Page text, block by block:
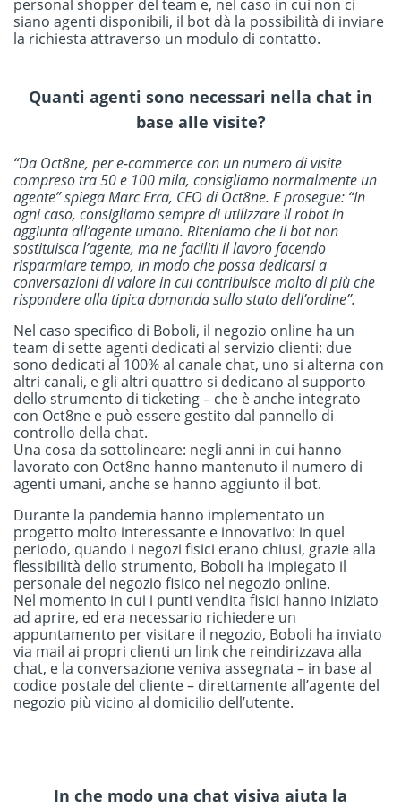
personal shopper del team e, nel caso in cui non ci
siano agenti disponibili, il bot dà la possibilità di inviare
la richiesta attraverso un modulo di contatto.
Quanti agenti sono necessari nella chat in
base alle visite?
“Da Oct8ne, per e-commerce con un numero di visite
compreso tra 50 e 100 mila, consigliamo normalmente un
agente” spiega Marc Erra, CEO di Oct8ne. E prosegue: “In
ogni caso, consigliamo sempre di utilizzare il robot in
aggiunta all’agente umano. Riteniamo che il bot non
sostituisca l’agente, ma ne faciliti il lavoro facendo
risparmiare tempo, in modo che possa dedicarsi a
conversazioni di valore in cui contribuisce molto di più che
rispondere alla tipica domanda sullo stato dell’ordine”.
Nel caso specifico di Boboli, il negozio online ha un
team di sette agenti dedicati al servizio clienti: due
sono dedicati al 100% al canale chat, uno si alterna con
altri canali, e gli altri quattro si dedicano al supporto
dello strumento di ticketing – che è anche integrato
con Oct8ne e può essere gestito dal pannello di
controllo della chat.
Una cosa da sottolineare: negli anni in cui hanno
lavorato con Oct8ne hanno mantenuto il numero di
agenti umani, anche se hanno aggiunto il bot.
Durante la pandemia hanno implementato un
progetto molto interessante e innovativo: in quel
periodo, quando i negozi fisici erano chiusi, grazie alla
flessibilità dello strumento, Boboli ha impiegato il
personale del negozio fisico nel negozio online.
Nel momento in cui i punti vendita fisici hanno iniziato
ad aprire, ed era necessario richiedere un
appuntamento per visitare il negozio, Boboli ha inviato
via mail ai propri clienti un link che reindirizzava alla
chat, e la conversazione veniva assegnata – in base al
codice postale del cliente – direttamente all’agente del
negozio più vicino al domicilio dell’utente.
In che modo una chat visiva aiuta la